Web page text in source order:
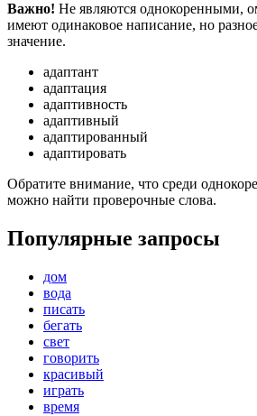
Важно! Не являются однокоренными,
имеют одинаковое написание, но
значение.
адаптант
адаптация
адаптивность
адаптивный
адаптированный
адаптировать
Обратите внимание, что среди
можно найти проверочные слова.
Популярные запросы
дом
вода
писать
бегать
свет
говорить
красивый
играть
время